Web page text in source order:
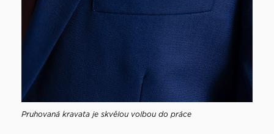
Pruhovaná kravata je skvělou volbou do práce